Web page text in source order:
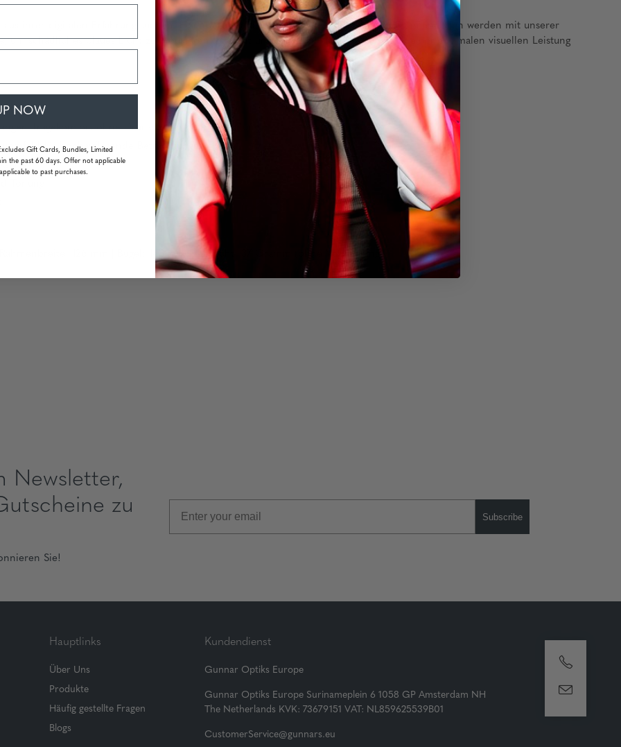
ihrer digitalen Erfahrung suchen. Hochwertiges Rahmenmaterial und tadelloses Rahmendesign werden mit unserer
schädliches blaues Licht zu blockieren, Klarheit und Fokus zu verbessern, was zu einer optimalen visuellen Leistung
Tragekomfort ohne Druckstellen oder Ermüdung.
für hochauflösende Betrachtungen.
Tönung.
126 mm | Bügel: 143 mm | Gewicht: 37 Gramm (ohne Verpackung)
Newsletter,
zu
Sie!
Subscribe
Hauptlinks
Über Uns
Produkte
Häufig gestellte Fragen
Blogs
Kundendienst
Gunnar Optiks Europe
Gunnar Optiks Europe Surinameplein 6 1058 GP Amsterdam NH
The Netherlands KVK: 73679151 VAT: NL859625539B01
CustomerService@gunnars.eu
NOW
Gift Cards, Bundles, Limited
the past 60 days. Offer not applicable
to past purchases.